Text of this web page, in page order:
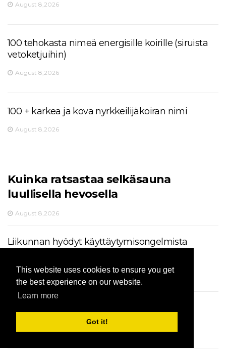
This website uses cookies to ensure you get
the best experience on our website.
Learn more
Got it!
August 8,2026
100 tehokasta nimeä energisille koirille (siruista
vetoketjuihin)
August 8,2026
100 + karkea ja kova nyrkkeilijäkoiran nimi
August 8,2026
Kuinka ratsastaa selkäsauna
luullisella hevosella
August 8,2026
Liikunnan hyödyt käyttäytymisongelmista
August 8,2026
Kuinka koira tottuu itkevään vauvaan